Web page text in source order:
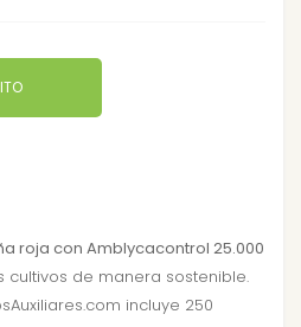
roja con Amblycacontrol 25.000
cultivos de manera sostenible.
incluye 250